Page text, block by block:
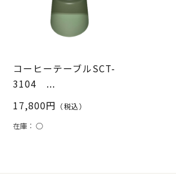
コーヒーテーブルSCT-
3104 ...
17,800円 （税込）
在庫：○